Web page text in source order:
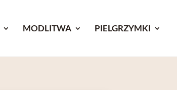
MODLITWA PIELGRZYMKI